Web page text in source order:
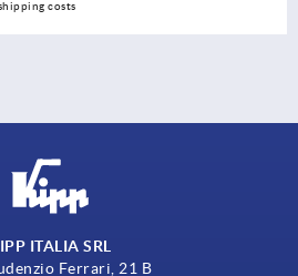
ITALIA SRL
Ferrari, 21 B